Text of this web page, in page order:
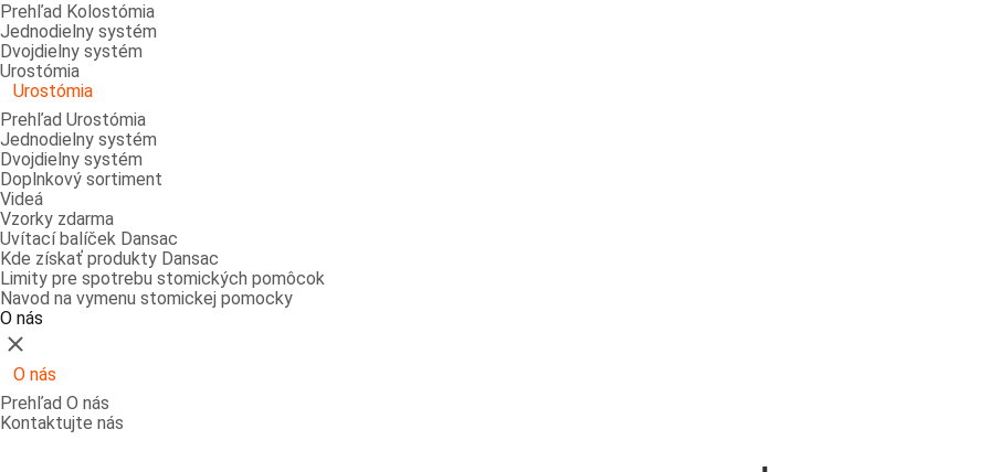
Prehľad Kolostómia
Jednodielny systém
Dvojdielny systém
Urostómia
Urostómia
Prehľad Urostómia
Jednodielny systém
Dvojdielny systém
Doplnkový sortiment
Videá
Vzorky zdarma
Uvítací balíček Dansac
Kde získať produkty Dansac
Limity pre spotrebu stomických pomôcok
Navod na vymenu stomickej pomocky
O nás
Zatvoriť
O nás
Prehľad O nás
Kontaktujte nás